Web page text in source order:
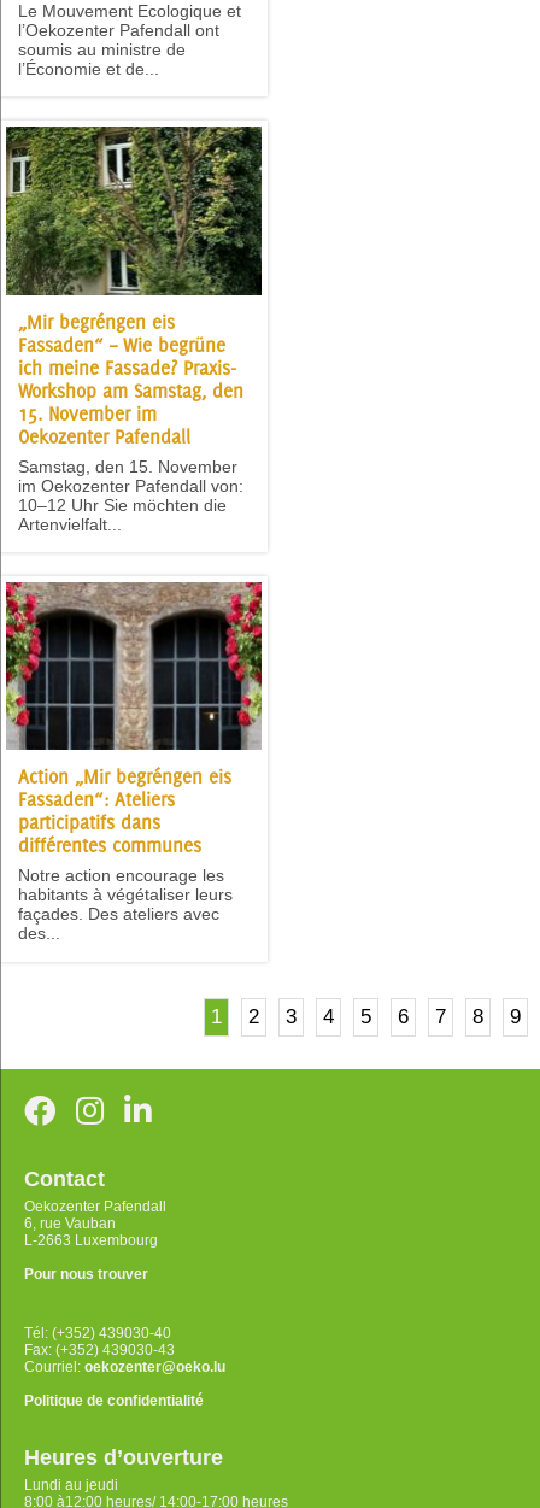
Le Mouvement Ecologique et
l’Oekozenter Pafendall ont
soumis au ministre de
l’Économie et de...
„Mir begréngen eis
Fassaden“ – Wie begrüne
ich meine Fassade? Praxis-
Workshop am Samstag, den
15. November im
Oekozenter Pafendall
Samstag, den 15. November
im Oekozenter Pafendall von:
10–12 Uhr Sie möchten die
Artenvielfalt...
Action „Mir begréngen eis
Fassaden“: Ateliers
participatifs dans
différentes communes
Notre action encourage les
habitants à végétaliser leurs
façades. Des ateliers avec
des...
1 2 3 4 5 6 7 8 9
Contact
Oekozenter Pafendall
6, rue Vauban
L-2663 Luxembourg
Pour nous trouver
Tél: (+352) 439030-40
Fax: (+352) 439030-43
Courriel: oekozenter@oeko.lu
Politique de confidentialité
Heures d’ouverture
Lundi au jeudi
8:00 à12:00 heures/ 14:00-17:00 heures